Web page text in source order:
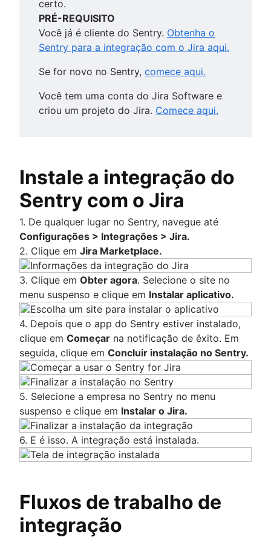
Tutorial de implementação contínua
Dicas para tarefas de script com o
Pipelines
Tutorial de teste de integração
Integração do Jira com IC/CD
Configure o modelo pré-treinado do AWS
SageMaker
Visão geral
Implemente o ImageLabeller com o
Implemente o ImageLabeller com o GitHub
Implemente o ImageLabeller com o GitLab
Monitore o ImageLabeller
Visão geral
Monitor com Opsgenie
o Bitbucket
Implemente alarmes do AWS CloudWatch
o GitHub
Integrações de terceiros
Visão geral
Integre o Snyk ao Atlassian Open DevOps
Launch Darkly com o Bitbucket Pipelines
Como usar sinalizadores de funcionalidade
Como criar com as APIs da Atlassian
Visão geral
Integração entre o Concourse-CI e o Open
DevOps
certo.
PRÉ-REQUISITO
Você já é cliente do Sentry. Obtenha o
Sentry para a integração com o Jira aqui.
Se for novo no Sentry, comece aqui.
Você tem uma conta do Jira Software e
criou um projeto do Jira. Comece aqui.
Instale a integração do
Sentry com o Jira
1. De qualquer lugar no Sentry, navegue até
Configurações > Integrações > Jira.
2. Clique em Jira Marketplace.
3. Clique em Obter agora. Selecione o site no
menu suspenso e clique em Instalar aplicativo.
4. Depois que o app do Sentry estiver instalado,
clique em Começar na notificação de êxito. Em
seguida, clique em Concluir instalação no Sentry.
5. Selecione a empresa no Sentry no menu
suspenso e clique em Instalar o Jira.
6. E é isso. A integração está instalada.
Fluxos de trabalho de
integração